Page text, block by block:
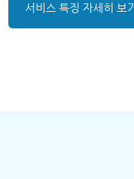
서비스 특징 자세히 보기